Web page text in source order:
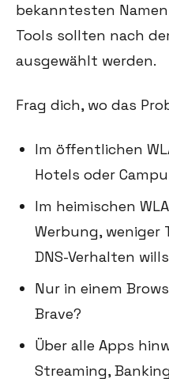
bekanntesten
Tools sollten nach
ausgewählt werden.
Frag dich, wo das
Im öffentlichen
Hotels oder
Im heimischen
Werbung, weniger
DNS-Verhalten
Nur in einem
Brave?
Über alle Apps
Streaming,